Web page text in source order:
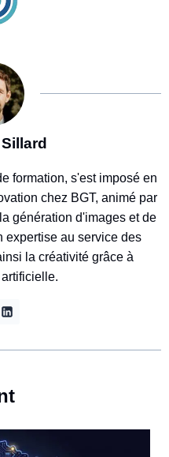
formation, s'est imposé en
chez BGT, animé par
génération d'images et de
expertise au service des
la créativité grâce à